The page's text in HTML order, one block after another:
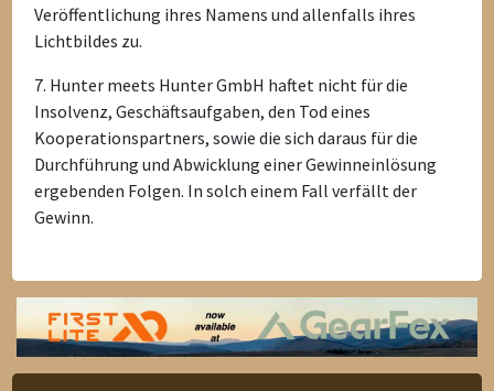
Veröffentlichung ihres Namens und allenfalls ihres
Lichtbildes zu.
7. Hunter meets Hunter GmbH haftet nicht für die
Insolvenz, Geschäftsaufgaben, den Tod eines
Kooperationspartners, sowie die sich daraus für die
Durchführung und Abwicklung einer Gewinneinlösung
ergebenden Folgen. In solch einem Fall verfällt der
Gewinn.